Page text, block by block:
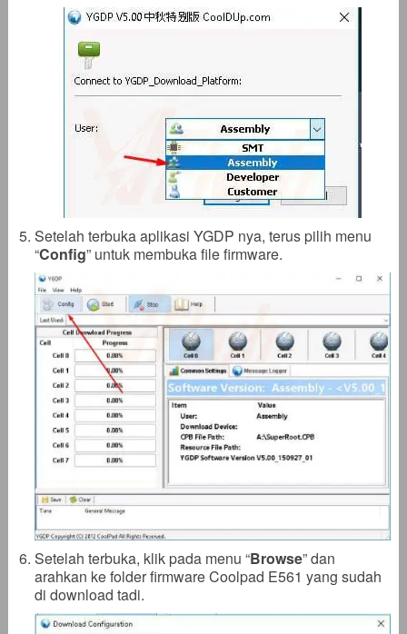
Setelah terbuka aplikasi YGDP nya, terus pilih menu
“Config” untuk membuka file firmware.
Setelah terbuka, klik pada menu “Browse” dan
arahkan ke folder firmware Coolpad E561 yang sudah
di download tadi.